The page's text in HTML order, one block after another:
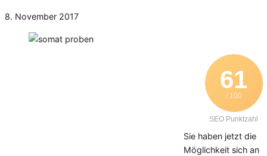
Veröffentlicht
8. November 2017
61
/ 100
SEO Punktzahl
Sie haben jetzt die
Möglichkeit sich an